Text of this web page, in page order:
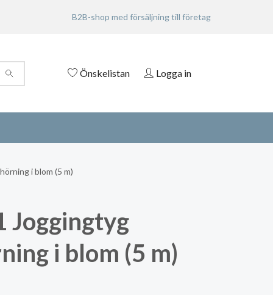
B2B-shop med försäljning till företag
Önskelistan Logga in
i blom (5 m)
Joggingtyg
i blom (5 m)